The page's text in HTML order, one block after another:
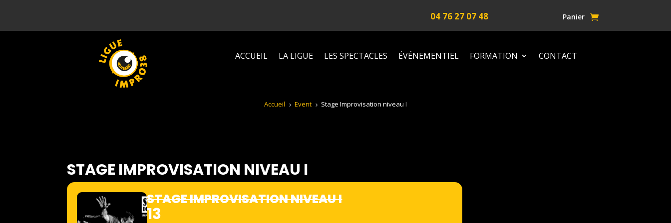
04 76 27 07 48 Panier
ACCUEIL LA LIGUE LES SPECTACLES ÉVÉNEMENTIEL FORMATION CONTACT
Accueil 5 Event 5 Stage Improvisation niveau I
STAGE IMPROVISATION NIVEAU I
STAGE IMPROVISATION NIVEAU I
13